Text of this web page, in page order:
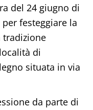
del 24 giugno di
festeggiare la
tradizione
di
situata in via
da parte di